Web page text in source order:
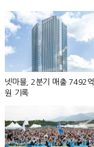
넷마블, 2분기 매출 7492억
원 기록